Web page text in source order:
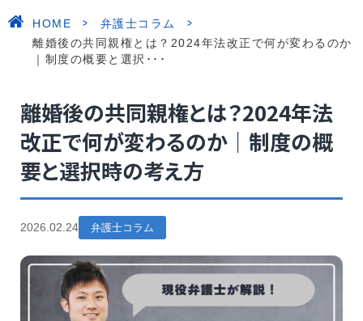
HOME > 弁護士コラム >
離婚後の共同親権とは？2024年法改正で何が変わるのか
｜制度の概要と選択･･･
離婚後の共同親権とは？2024年法
改正で何が変わるのか｜制度の概
要と選択時の考え方
2026.02.24 弁護士コラム